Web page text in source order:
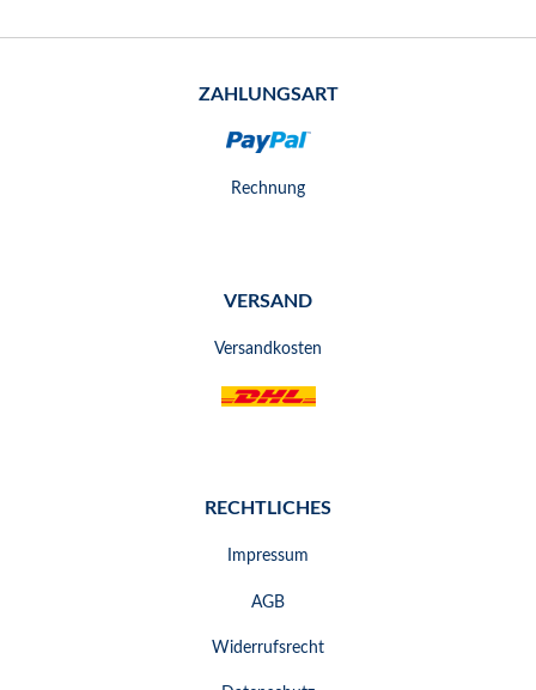
ZAHLUNGSART
Rechnung
VERSAND
Versandkosten
RECHTLICHES
Impressum
AGB
Widerrufsrecht